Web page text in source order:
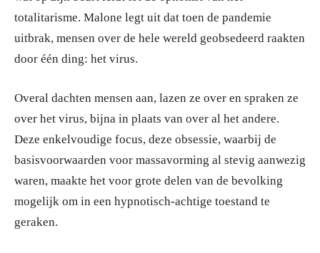
totalitarisme. Malone legt uit dat toen de pandemie
uitbrak, mensen over de hele wereld geobsedeerd raakten
door één ding: het virus.
Overal dachten mensen aan, lazen ze over en spraken ze
over het virus, bijna in plaats van over al het andere.
Deze enkelvoudige focus, deze obsessie, waarbij de
basisvoorwaarden voor massavorming al stevig aanwezig
waren, maakte het voor grote delen van de bevolking
mogelijk om in een hypnotisch-achtige toestand te
geraken.